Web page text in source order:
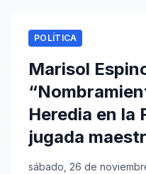
POLÍTICA
Marisol
Heredia en la
jugada
sábado, 26 de